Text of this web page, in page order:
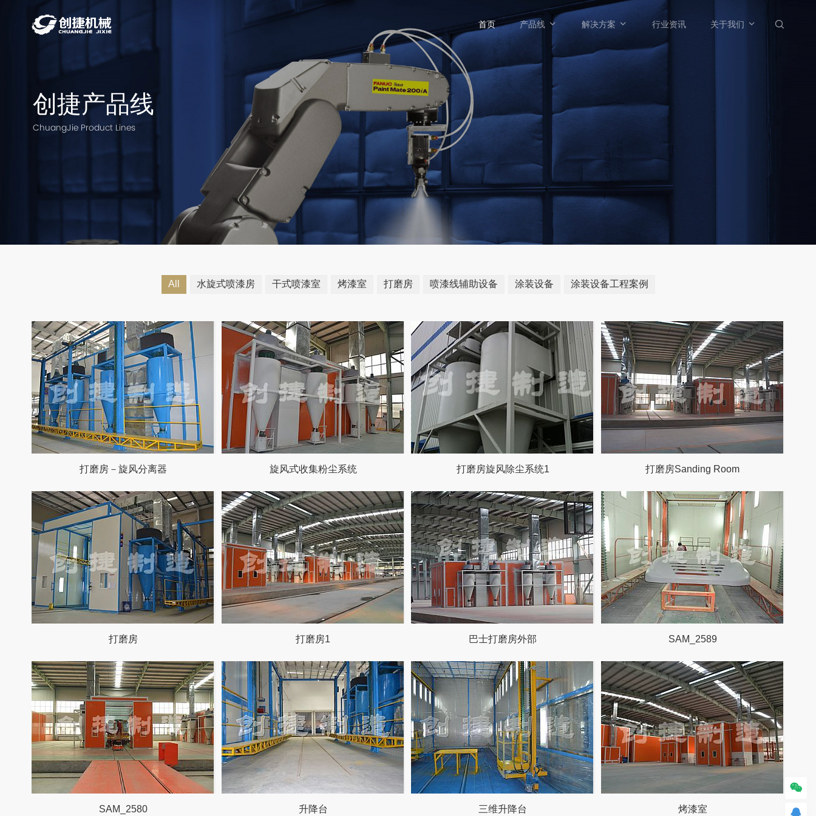

首页 产品线  解决方案  行业资讯 关于我们 
创捷产品线
ChuangJie Product Lines
All 水旋式喷漆房 干式喷漆室 烤漆室 打磨房 喷漆线辅助设备 涂装设备 涂装设备工程案例
打磨房－旋风分离器 旋风式收集粉尘系统 打磨房旋风除尘系统1 打磨房Sanding Room
打磨房 打磨房1 巴士打磨房外部 SAM_2589
SAM_2580 升降台 三维升降台 烤漆室

